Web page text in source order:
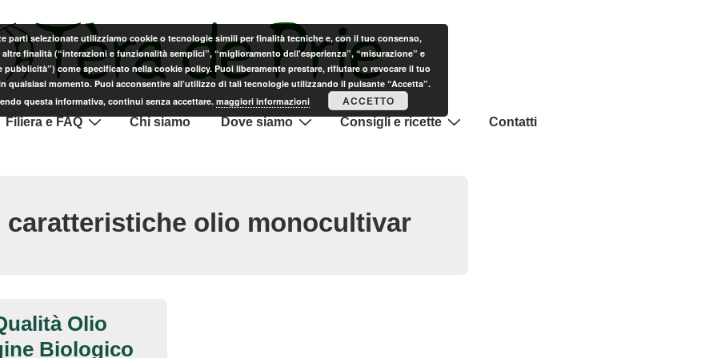
Filiera e FAQ Chi siamo Dove siamo Consigli e ricette Contatti
caratteristiche olio monocultivar
Olio
Biologico
parti selezionate utilizziamo cookie o tecnologie simili per finalità tecniche e, con il tuo consenso,
altre finalità (“interazioni e funzionalità semplici”, “miglioramento dell'esperienza”, “misurazione” e
pubblicità”) come specificato nella cookie policy. Puoi liberamente prestare, rifiutare o revocare il tuo
qualsiasi momento. Puoi acconsentire all’utilizzo di tali tecnologie utilizzando il pulsante “Accetta”.
questa informativa, continui senza accettare.maggiori informazioni ACCETTO